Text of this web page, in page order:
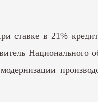
ставке в 21%
Национального